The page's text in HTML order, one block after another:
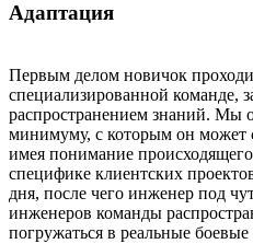
Адаптация
Первым делом новичок
специализированной команде,
распространением знаний. Мы
минимуму, с которым он может
имея понимание
специфике клиентских
дня, после чего инженер под
инженеров команды
погружаться в реальные боевые